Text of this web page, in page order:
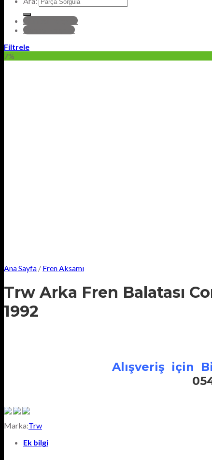
hyundai Parçalar
Honda Parçalar
Filtrele
7%
Ana Sayfa / Fren Aksamı
Trw Arka Fren Balatası
1992
Alışveriş için
Marka:Trw
Ek bilgi